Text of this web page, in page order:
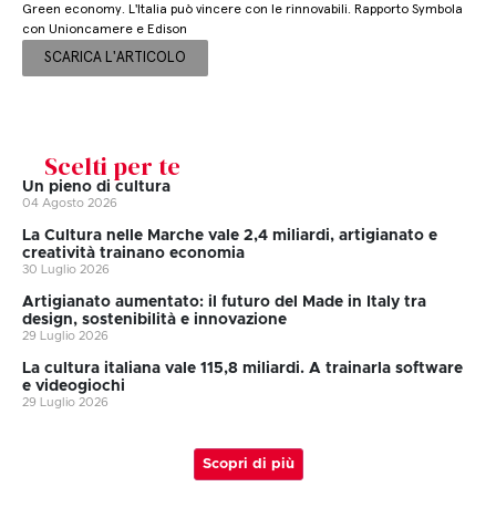
Green economy. L'Italia può vincere con le rinnovabili. Rapporto Symbola
con Unioncamere e Edison
SCARICA L'ARTICOLO
Scelti per te
Un pieno di cultura
04 Agosto 2026
La Cultura nelle Marche vale 2,4 miliardi, artigianato e
creatività trainano economia
30 Luglio 2026
Artigianato aumentato: il futuro del Made in Italy tra
design, sostenibilità e innovazione
29 Luglio 2026
La cultura italiana vale 115,8 miliardi. A trainarla software
e videogiochi
29 Luglio 2026
Scopri di più